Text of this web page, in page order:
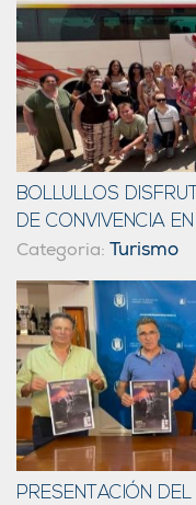
BOLLULLOS
DE CONVIVENCIA
Categoria: Turismo
PRESENTACIÓN